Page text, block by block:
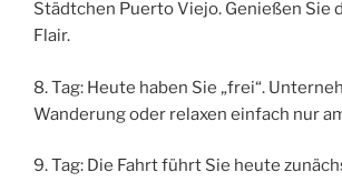
Städtchen Puerto Viejo. Genießen Sie
Flair.
8. Tag: Heute haben Sie „frei“.
Wanderung oder relaxen einfach nur
9. Tag: Die Fahrt führt Sie heute